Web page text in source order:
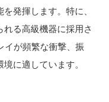
発揮します。特に、
る高級機器に採用さ
イが頻繁な衝撃、振
に適しています。